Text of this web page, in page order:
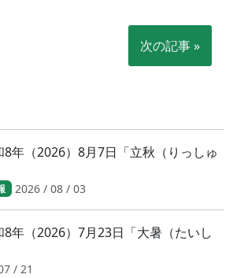
次の記事 »
（2026）8月7日「立秋（りっしゅ
2026 / 08 / 03
（2026）7月23日「大暑（たいし
/ 21